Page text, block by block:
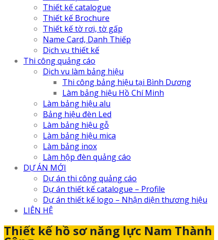
Thiết kế catalogue
Thiết kế Brochure
Thiết kế tờ rơi, tờ gấp
Name Card, Danh Thiếp
Dịch vụ thiết kế
Thi công quảng cáo
Dịch vu làm bảng hiệu
Thi công bảng hiệu tại Bình Dương
Làm bảng hiệu Hồ Chí Minh
Làm bảng hiệu alu
Bảng hiệu đèn Led
Làm bảng hiệu gỗ
Làm bảng hiệu mica
Làm bảng inox
Làm hộp đèn quảng cáo
DỰ ÁN MỚI
Dự án thi công quảng cáo
Dự án thiết kế catalogue – Profile
Dự án thiết kế logo – Nhận diện thương hiệu
LIÊN HỆ
Thiết kế hồ sơ năng lực Nam Thành